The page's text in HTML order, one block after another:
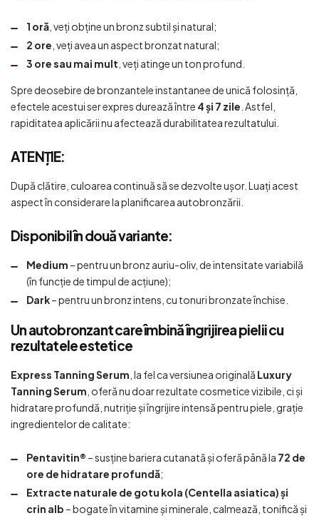
1 oră , veți obține un bronz subtil și natural;
2 ore , veți avea un aspect bronzat natural;
3 ore sau mai mult , veți atinge un ton profund.
Spre deosebire de bronzantele instantanee de unică folosință,
efectele acestui ser expres durează între 4 și 7 zile . Astfel,
rapiditatea aplicării nu afectează durabilitatea rezultatului.
ATENȚIE:
După clătire, culoarea continuă să se dezvolte ușor. Luați acest
aspect în considerare la planificarea autobronzării.
Disponibil în două variante:
Medium – pentru un bronz auriu-oliv, de intensitate variabilă
(în funcție de timpul de acțiune);
Dark– pentru un bronz intens, cu tonuri bronzate închise.
Un autobronzant care îmbină îngrijirea pielii cu
rezultatele estetice
Express Tanning Serum , la fel ca versiunea originală Luxury
Tanning Serum , oferă nu doar rezultate cosmetice vizibile, ci și
hidratare profundă, nutriție și îngrijire intensă pentru piele, grație
ingredientelor de calitate:
Pentavitin® – susține bariera cutanată și oferă până la 72 de
ore de hidratare profundă;
Extracte naturale de gotu kola (Centella asiatica) și
crin alb – bogate în vitamine și minerale, calmează, tonifică și